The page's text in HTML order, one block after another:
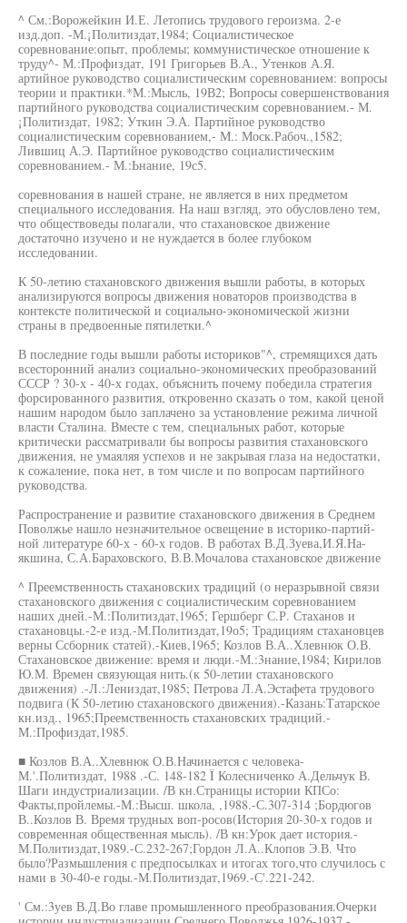
^ См.:Ворожейкин И.Е. Летопись трудового героизма. 2-е
изд.доп. -М.¡Политиздат,1984; Социалистическое
соревнование:опыт, проблемы; коммунистическое отношение к
труду^- М.:Профиздат, 191 Григорьев В.А., Утенков А.Я.
артийное руководство социалистическим соревнованием: вопросы
теории и практики.*М.:Мысль, 19В2; Вопросы совершенствования
партийного руководства социалистическим соревнованием.- М.
¡Политиздат, 1982; Уткин Э.А. Партийное руководство
социалистическим соревнованием,- М.: Моск.Рабоч.,1582;
Лившиц А.Э. Партийное руководство социалистическим
соревнованием.- М.:Ьнание, 19с5.
соревнования в нашей стране, не является в них предметом
специального исследования. На наш взгляд, это обусловлено тем,
что обществоведы полагали, что стахановское движение
достаточно изучено и не нуждается в более глубоком
исследовании.
К 50-летию стахановского движения вышли работы, в которых
анализируются вопросы движения новаторов производства в
контексте политической и социально-экономической жизни
страны в предвоенные пятилетки.^
В последние годы вышли работы историков"^, стремящихся дать
всесторонний анализ социально-экономических преобразований
СССР ? 30-х - 40-х годах, объяснить почему победила стратегия
форсированного развития, откровенно сказать о том, какой ценой
нашим народом было заплачено за установление режима личной
власти Сталина. Вместе с тем, специальных работ, которые
критически рассматривали бы вопросы развития стахановского
движения, не умаяляя успехов и не закрывая глаза на недостатки,
к сожаление, пока нет, в том числе и по вопросам партийного
руководства.
Распространение и развитие стахановского движения в Среднем
Поволжье нашло незначительное освещение в историко-партий-
ной литературе 60-х - 60-х годов. В работах В.Д.Зуева,И.Я.На-
якшина, С.А.Бараховского, В.В.Мочалова стахановское движение
^ Преемственность стахановских традиций (о неразрывной связи
стахановского движения с социалистическим соревнованием
наших дней.-М.:Политиздат,1965; Гершберг С.Р. Стаханов и
стахановцы.-2-е изд.-М.Политиздат,19о5; Традициям стахановцев
верны Ссборник статей).-Киев,1965; Козлов В.А..Хлевнюк О.В.
Стахановское движение: время и люди.-М.:3нание,1984; Кирилов
Ю.М. Времен связующая нить.(к 50-летии стахановского
движения) .-Л.:Лениздат,1985; Петрова Л.А.Эстафета трудового
подвига (К 50-летию стахановского движения).-Казань:Татарское
кн.изд., 1965;Преемственность стахановских традиций.-
М.:Профиздат,1985.
■ Козлов В.А..Хлевнюк О.В.Начинается с человека-
М.'.Политиздат, 1988 .-С. 148-182 Ï Колесниченко А.Дельчук В.
Шаги индустриализации. /В кн.Страницы истории КПСо:
Факты,пройлемы.-М.:Высш. школа, ,1988.-С.307-314 ;Бордюгов
В..Козлов В. Время трудных воп-росов(История 20-30-х годов и
современная общественная мысль). /В кн:Урок дает история.-
М.Политиздат,1989.-С.232-267;Гордон Л.А..Клопов Э.В. Что
было?Размышления с предпосылках и итогах того,что случилось с
нами в 30-40-е годы.-М.Политиздат,1969.-С'.221-242.
' См.:3уев В.Д.Во главе промышленного преобразования.Очерки